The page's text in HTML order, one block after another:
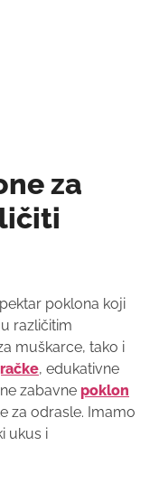
za
poklona koji
različitim
muškarce, tako i
, edukativne
zabavne poklon
za odrasle. Imamo
ukus i